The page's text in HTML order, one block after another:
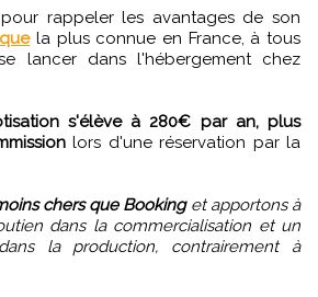
rappeler les avantages de son
la plus connue en France, à tous
lancer dans l'hébergement chez
s'élève à 280€ par an, plus
lors d'une réservation par la
chers que Bookinget apportons à
dans la commercialisation et un
la production, contrairement à